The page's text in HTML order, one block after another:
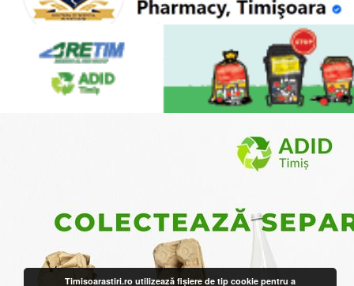
Timisoarastiri.ro utilizează fişiere de tip cookie pentru a